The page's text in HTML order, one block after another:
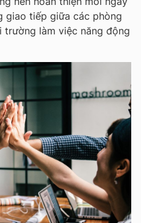
giao tiếp giữa các phòng
trường làm việc năng động